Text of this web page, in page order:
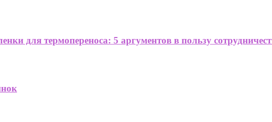
для термопереноса: 5 аргументов в пользу